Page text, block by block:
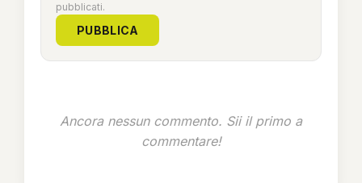
pubblicati.
PUBBLICA
Ancora nessun commento. Sii il primo a
commentare!